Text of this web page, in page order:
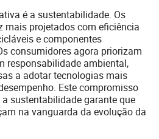
é a sustentabilidade. Os
mais projetados com eficiência
e componentes
consumidores agora priorizam
responsabilidade ambiental,
a adotar tecnologias mais
Este compromisso
sustentabilidade garante que
na vanguarda da evolução da